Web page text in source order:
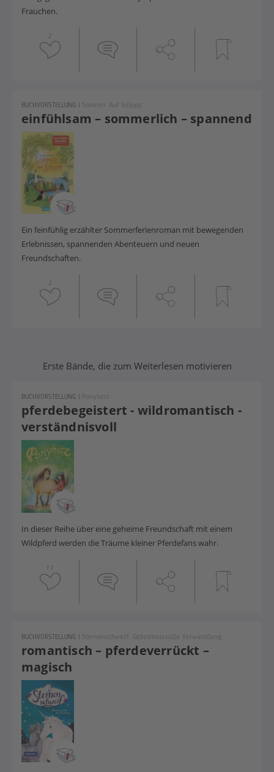
Frauchen.
2
einfühlsam – sommerlich – spannend
BUCHVORSTELLUNG | Sommer Auf Solupp
Ein feinfühlig erzählter Sommerferienroman mit bewegenden
Erlebnissen, spannenden Abenteuern und neuen
Freundschaften.
2
Buchreihen Mädchen
Erste Bände, die zum Weiterlesen motivieren
pferdebegeistert - wildromantisch -
verständnisvoll
BUCHVORSTELLUNG | Ponyherz
In dieser Reihe über eine geheime Freundschaft mit einem
Wildpferd werden die Träume kleiner Pferdefans wahr.
11
romantisch – pferdeverrückt –
magisch
BUCHVORSTELLUNG | Sternenschweif: Geheimnisvolle Verwandlung